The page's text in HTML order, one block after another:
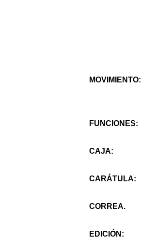
MOVIMIENTO:
FUNCIONES:
CAJA:
CARÁTULA:
CORREA.
EDICIÓN: